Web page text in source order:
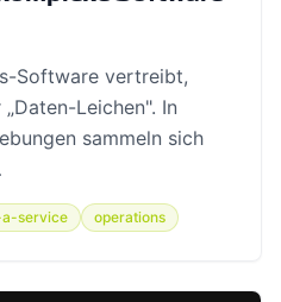
Software vertreibt,
Leichen". In
sammeln sich
service operations